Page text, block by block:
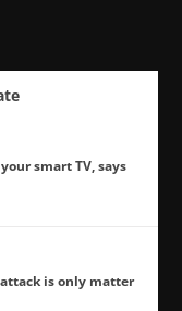
smart TV, says
is only matter